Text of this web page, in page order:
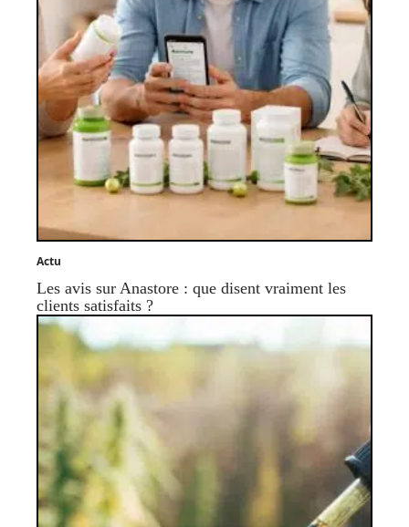
Actu
Les avis sur Anastore : que disent vraiment les
clients satisfaits ?